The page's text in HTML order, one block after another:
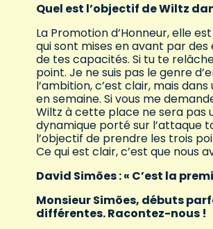
Quel est l’objectif de Wiltz
La Promotion d’Honneur, elle
qui sont mises en avant par
de tes capacités. Si tu te
point. Je ne suis pas le genre
l’ambition, c’est clair, mais
en semaine. Si vous me
Wiltz à cette place ne sera pas
dynamique porté sur l’attaque
l’objectif de prendre les trois
Ce qui est clair, c’est que nous
David Simões : « C’est la
Monsieur Simões, débuts
différentes. Racontez-nous !